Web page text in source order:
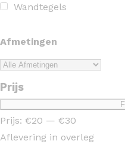
Wandtegels
Afmetingen
Prijs
Min.
prijs
Max.
prijs
Prijs: €20 — €30
Aflevering in overleg